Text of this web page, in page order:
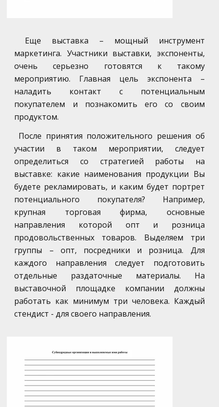
Еще выставка – мощный инструмент
маркетинга. Участники выставки, экспоненты,
очень серьезно готовятся к такому
мероприятию. Главная цель экспонента –
наладить контакт с потенциальным
покупателем и познакомить его со своим
продуктом.
После принятия положительного решения об
участии в таком мероприятии, следует
определиться со стратегией работы на
выставке: какие наименования продукции Вы
будете рекламировать, и каким будет портрет
потенциального покупателя? Например,
крупная торговая фирма, основные
направления которой опт и розница
продовольственных товаров. Выделяем три
группы – опт, посредники и розница. Для
каждого направления следует подготовить
отдельные раздаточные материалы. На
выставочной площадке компании должны
работать как минимум три человека. Каждый
стендист - для своего направления.